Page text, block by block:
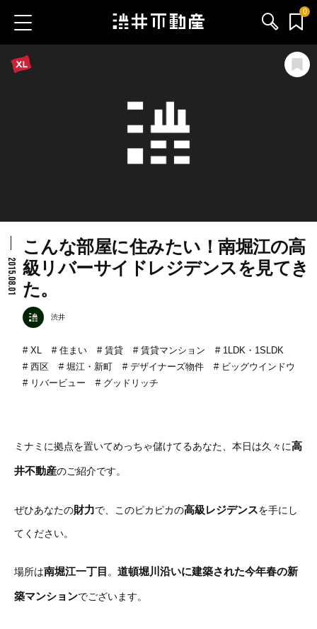
0
会社情報
2015.08.01
こんな部屋に住みたい！南堀江の高
級リバーサイドレジデンスを見てき
た。
渋井
XL 住まい 賃貸 賃貸マンション
1LDK・1SLDK
西区
堀江・新町 デザイナーズ物件
ビッグウインドウ
リバービュー
グッドリッチ
ミナミに拠点を置いてめっちゃ儲けてるあなた、本日は久々に高
井不動産のご紹介です。
ぜひあなたの財力で、このピカピカの高級レジデンスを手にし
てください。
場所は南堀江一丁目 。 道頓堀川沿いに建築された今年春の新
築マンションでございます。